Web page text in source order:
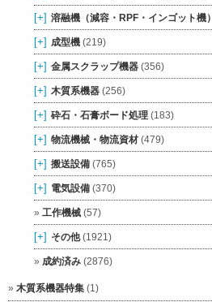
[+] 溶融機（減容・RPF・インゴット機）
[+] 成型機 (219)
[+] 金属スクラップ機器 (356)
[+] 木質系機器 (256)
[+] 砕石・石膏ボード処理 (183)
[+] 物流機械・物流資材 (479)
[+] 搬送設備 (765)
[+] 電気設備 (370)
工作機械 (57)
[+] その他(1921)
成約済み (2876)
木質系機器特集 (1)